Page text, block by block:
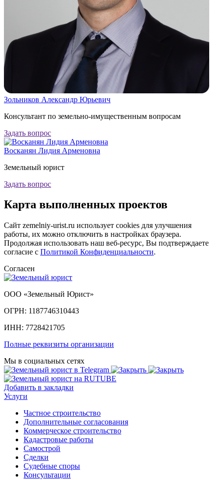
Зольников Александр Юрьевич
Консультант по земельно-имущественным вопросам
Задать вопрос
Восканян Лидия Арменовна
Земельный юрист
Задать вопрос
Карта выполненных проектов
Сайт zemelniy-urist.ru использует cookies для улучшения
работы, их можно отключить в настройках браузера.
Продолжая использовать наш веб-ресурс, Вы подтверждаете
согласие с Политикой Конфиденциальности.
Согласен
ООО «Земельный Юрист»
ОГРН: 1187746310443
ИНН: 7728421705
Полные реквизиты организации
Мы в социальных сетях
Добавить в закладки
Услуги
Частное строительство
Дополнительные согласования
Коммерческое строительство
Кадастровые работы
Самострой
Сделки
Судебные споры
Консультации